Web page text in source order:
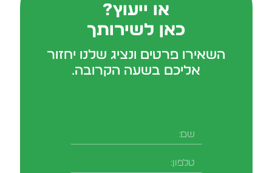
או ייעוץ?
כאן לשירותך
השאירו פרטים ונציג שלנו יחזור
אליכם בשעה הקרובה.
שם
טלפון